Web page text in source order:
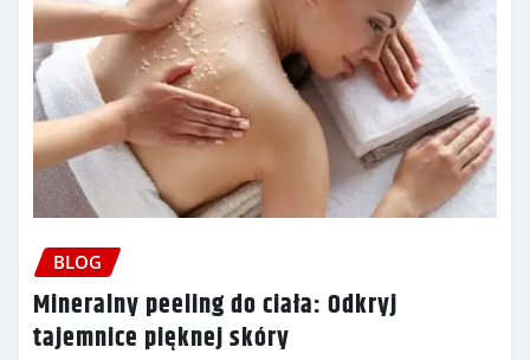
BLOG
Mineralny peeling do ciała: Odkryj
tajemnice pięknej skóry